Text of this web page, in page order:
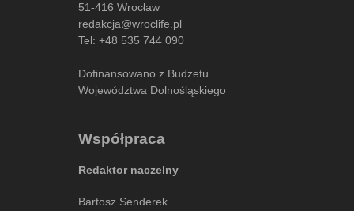
51-416 Wrocław
redakcja@wroclife.pl
Tel: +48 535 744 090
Dofinansowano z Budżetu
Województwa Dolnośląskiego
Współpraca
Redaktor naczelny
Bartosz Senderek